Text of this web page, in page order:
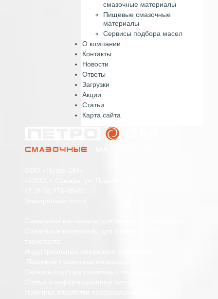
смазочные материалы
Пищевые смазочные
материалы
Сервисы подбора масел
О компании
Контакты
Новости
Ответы
Загрузки
Акции
Статьи
Карта сайта